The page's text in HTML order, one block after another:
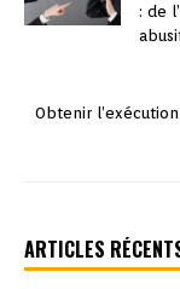
: de
Obtenir
ARTICLES